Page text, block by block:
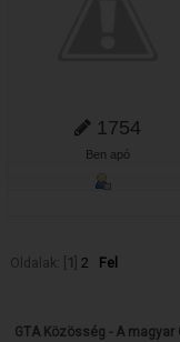
1754
Ben apó
Oldalak: [1 2 Fel
GTA Közösség - A magyar